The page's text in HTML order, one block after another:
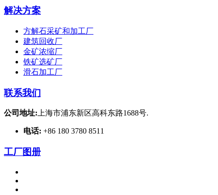
解决方案
方解石采矿和加工厂
建筑回收厂
金矿浓缩厂
铁矿选矿厂
滑石加工厂
联系我们
公司地址:上海市浦东新区高科东路1688号.
电话: +86 180 3780 8511
工厂图册